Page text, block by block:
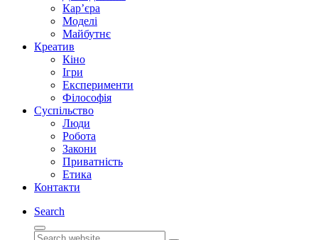
Кар’єра
Моделі
Майбутнє
Креатив
Кіно
Ігри
Експерименти
Філософія
Суспільство
Люди
Робота
Закони
Приватність
Етика
Контакти
Search